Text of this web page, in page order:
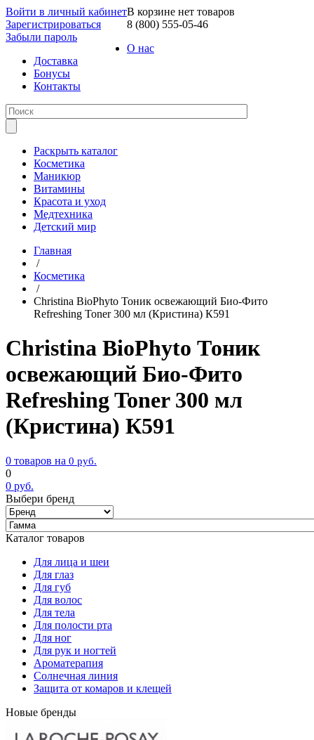
Войти в личный кабинет
Зарегистрироваться
Забыли пароль
В корзине нет товаров
8 (800) 555-05-46
О нас
Доставка
Бонусы
Контакты
Раскрыть каталог
Косметика
Маникюр
Витамины
Красота и уход
Медтехника
Детский мир
Главная
/
Косметика
/
Christina BioPhyto Тоник освежающий Био-Фито
Refreshing Toner 300 мл (Кристина) К591
Christina BioPhyto Тоник
освежающий Био-Фито
Refreshing Toner 300 мл
(Кристина) К591
0 товаров на 0 руб.
0
0 руб.
Выбери бренд
Каталог товаров
Для лица и шеи
Для глаз
Для губ
Для волос
Для тела
Для полости рта
Для ног
Для рук и ногтей
Ароматерапия
Солнечная линия
Защита от комаров и клещей
Новые бренды